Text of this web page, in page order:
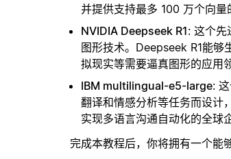
并提供支持最多 100 万个向量
NVIDIA Deepseek R1: 这个先
图形技术。Deepseek R1能够
拟现实等需要逼真图形的应用
IBM multilingual-e5-large:
翻译和情感分析等任务而设计
实现多语言沟通自动化的全球
完成本教程后，你将拥有一个能